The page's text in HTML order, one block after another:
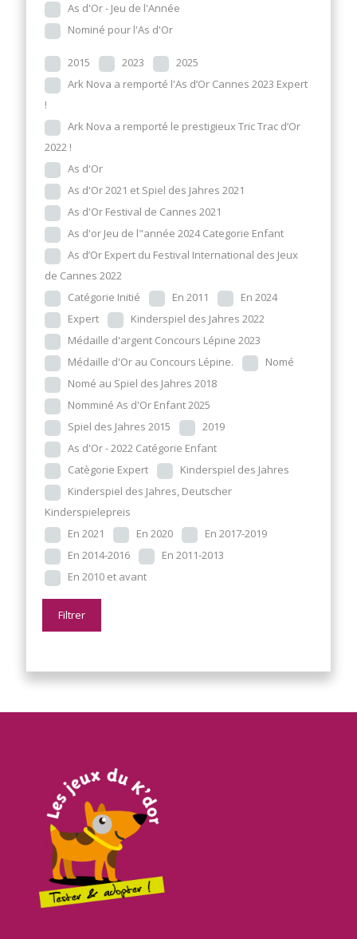
As d'Or - Jeu de l'Année
Nominé pour l'As d'Or
2015 2023
2025
Ark Nova a remporté l'As d’Or Cannes 2023 Expert
!
Ark Nova a remporté le prestigieux Tric Trac d’Or
2022 !
As d'Or
As d'Or 2021 et Spiel des Jahres 2021
As d'Or Festival de Cannes 2021
As d'or Jeu de l"année 2024 Categorie Enfant
As d’Or Expert du Festival International des Jeux
de Cannes 2022
Catégorie Initié
En 2011
En 2024
Expert
Kinderspiel des Jahres 2022
Médaille d'argent Concours Lépine 2023
Médaille d'Or au Concours Lépine.
Nomé
Nomé au Spiel des Jahres 2018
Nomminé As d'Or Enfant 2025
Spiel des Jahres 2015
2019
As d'Or - 2022 Catégorie Enfant
Catègorie Expert
Kinderspiel des Jahres
Kinderspiel des Jahres, Deutscher
Kinderspielepreis
En 2021
En 2020
En 2017-2019
En 2014-2016
En 2011-2013
En 2010 et avant
Filtrer